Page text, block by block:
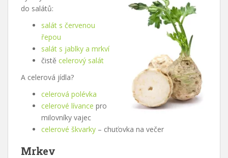
do salátů:
salát s červenou
řepou
salát s jablky a mrkví
čistě celerový salát
A celerová jídla?
celerová polévka
celerové lívance pro
milovníky vajec
celerové škvarky – chuťovka na večer
Mrkev